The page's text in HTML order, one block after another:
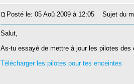
Posté le: 05 Aoû 2009 à 12:05 Sujet du
Salut,
As-tu essayé de mettre à jour les pilotes des
Télécharger les pilotes pour tes enceintes